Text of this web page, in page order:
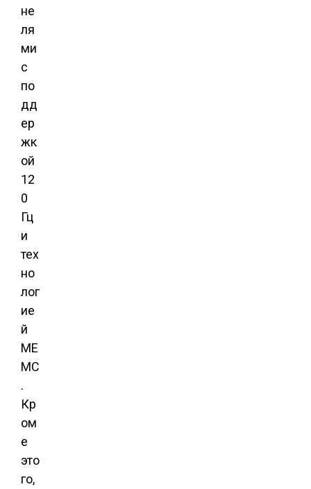
не
ля
ми
с
по
дд
ер
жк
ой
12
0
Гц
и
тех
но
лог
ие
й
ME
MC
.
Кр
ом
е
это
го,